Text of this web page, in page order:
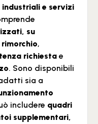
e servizi
su
,
richiesta e
. Sono disponibili
sia a
includere quadri
supplementari,